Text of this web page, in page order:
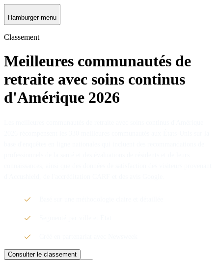
Hamburger menu
Classement
Meilleures communautés de
retraite avec soins continus
d'Amérique 2026
Consulter le classement